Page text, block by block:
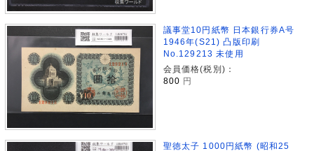
議事堂10円紙幣 日本銀行券A号
1946年(S21) 凸版印刷
No.129213 未使用
会員価格(税別)：
800 円
聖徳太子 1000円紙幣 (昭和25